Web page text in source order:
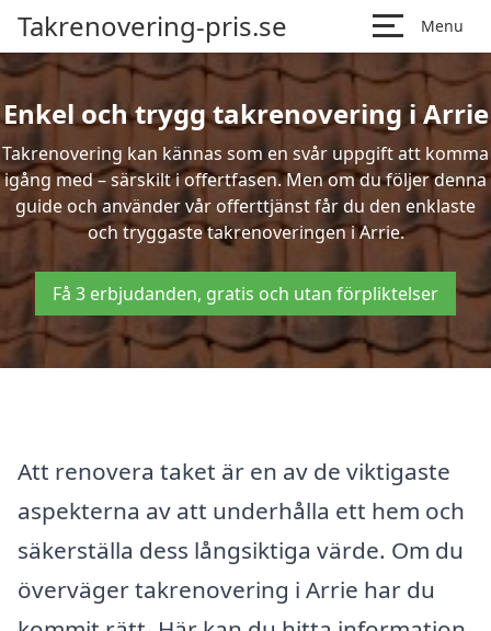
Takrenovering-pris.se Menu
Enkel och trygg takrenovering i Arrie
Takrenovering kan kännas som en svår uppgift att komma
igång med – särskilt i offertfasen. Men om du följer denna
guide och använder vår offerttjänst får du den enklaste
och tryggaste takrenoveringen i Arrie.
Få 3 erbjudanden, gratis och utan förpliktelser
Att renovera taket är en av de viktigaste
aspekterna av att underhålla ett hem och
säkerställa dess långsiktiga värde. Om du
överväger takrenovering i Arrie har du